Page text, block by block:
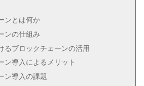
ンとは何か
ンの仕組み
るブロックチェーンの活用
ン導入によるメリット
ン導入の課題